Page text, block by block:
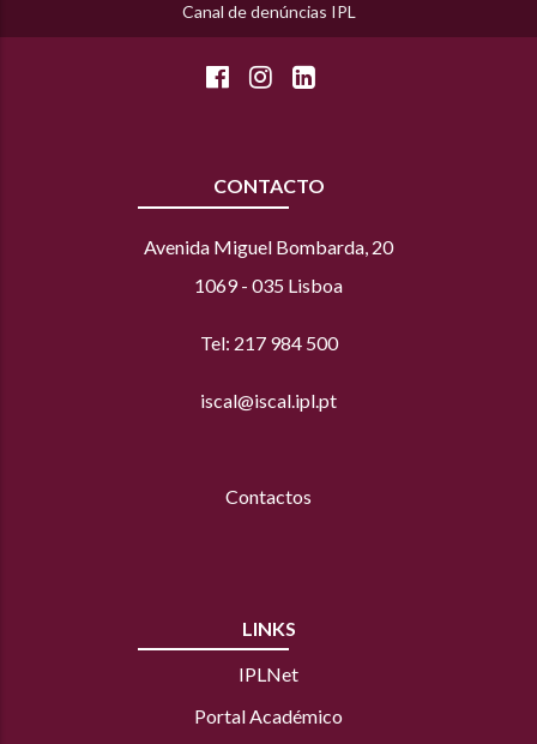
Canal de denúncias IPL
CONTACTO
Avenida Miguel Bombarda, 20
1069 - 035 Lisboa
Tel: 217 984 500
iscal@iscal.ipl.pt
Contactos
LINKS
IPLNet
Portal Académico